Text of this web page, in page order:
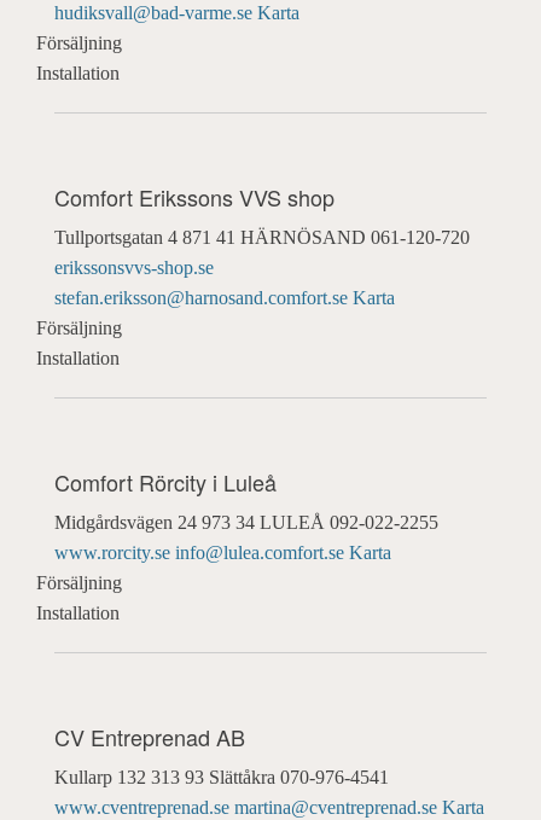
hudiksvall@bad-varme.se Karta
Försäljning
Installation
Comfort Erikssons VVS shop
Tullportsgatan 4 871 41 HÄRNÖSAND 061-120-720
erikssonsvvs-shop.se
stefan.eriksson@harnosand.comfort.se Karta
Försäljning
Installation
Comfort Rörcity i Luleå
Midgårdsvägen 24 973 34 LULEÅ 092-022-2255
www.rorcity.se info@lulea.comfort.se Karta
Försäljning
Installation
CV Entreprenad AB
Kullarp 132 313 93 Slättåkra 070-976-4541
www.cventreprenad.se martina@cventreprenad.se Karta